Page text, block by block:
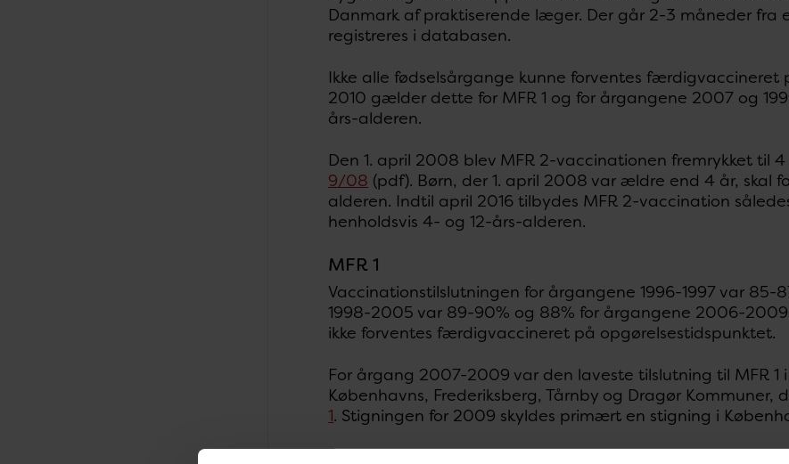
Danmark af praktiserende læger. Der går 2-3 måneder fra
registreres i databasen.
Ikke alle fødselsårgange kunne forventes
2010 gælder dette for MFR 1 og for årgangene 2007 og
års-alderen.
Den 1. april 2008 blev MFR 2-vaccinationen fremrykket til
9/08 (pdf). Børn, der 1. april 2008 var ældre end 4 år, skal
alderen. Indtil april 2016 tilbydes MFR 2-vaccination
henholdsvis 4- og 12-års-alderen.
MFR 1
Vaccinationstilslutningen for årgangene 1996-1997 var 85-
1998-2005 var 89-90% og 88% for årgangene 2006-
ikke forventes færdigvaccineret på opgørelsestidspunktet.
For årgang 2007-2009 var den laveste tilslutning til MFR 1
Københavns, Frederiksberg, Tårnby og Dragør
1. Stigningen for 2009 skyldes primært en stigning i